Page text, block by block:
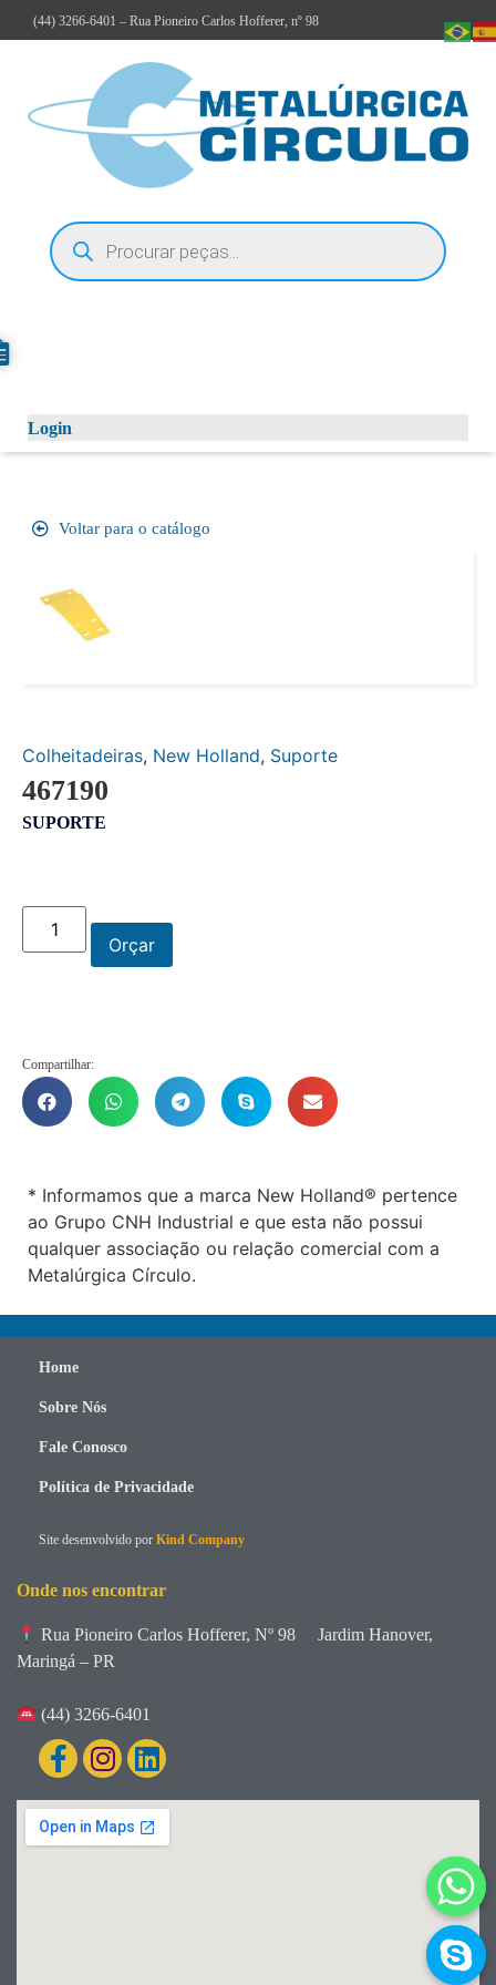
(44) 3266-6401 – Rua Pioneiro Carlos Hofferer, nº 98
Login
Voltar para o catálogo
Colheitadeiras, New Holland, Suporte
467190
SUPORTE
Orçar
Compartilhar:
* Informamos que a marca New Holland® pertence
ao Grupo CNH Industrial e que esta não possui
qualquer associação ou relação comercial com a
Metalúrgica Círculo.
Home
Sobre Nós
Fale Conosco
Política de Privacidade
Site desenvolvido por Kind Company
Onde nos encontrar
Rua Pioneiro Carlos Hofferer, Nº 98
Jardim Hanover,
Maringá – PR
(44) 3266-6401